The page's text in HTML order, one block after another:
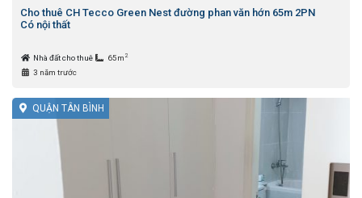
Cho thuê CH Tecco Green Nest đường phan văn hớn 65m 2PN
Có nội thất
Nhà đất cho thuê 65m 2
3 năm trước
QUẬN TÂN BÌNH